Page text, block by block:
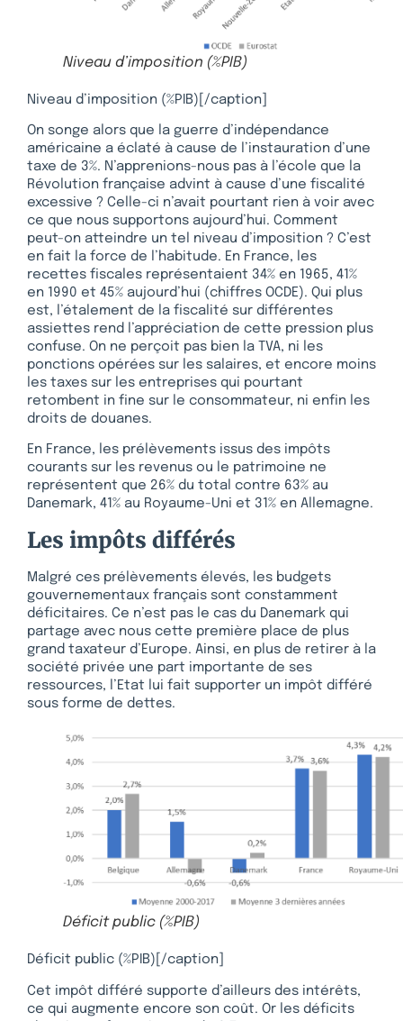
Niveau d’imposition (%PIB)
Niveau d’imposition (%PIB)[/caption]
On songe alors que la guerre d’indépendance
américaine a éclaté à cause de l’instauration d’une
taxe de 3%. N’apprenions-nous pas à l’école que la
Révolution française advint à cause d’une fiscalité
excessive ? Celle-ci n’avait pourtant rien à voir avec
ce que nous supportons aujourd’hui. Comment
peut-on atteindre un tel niveau d’imposition ? C’est
en fait la force de l’habitude. En France, les
recettes fiscales représentaient 34% en 1965, 41%
en 1990 et 45% aujourd’hui (chiffres OCDE). Qui plus
est, l’étalement de la fiscalité sur différentes
assiettes rend l’appréciation de cette pression plus
confuse. On ne perçoit pas bien la TVA, ni les
ponctions opérées sur les salaires, et encore moins
les taxes sur les entreprises qui pourtant
retombent in fine sur le consommateur, ni enfin les
droits de douanes.
En France, les prélèvements issus des impôts
courants sur les revenus ou le patrimoine ne
représentent que 26% du total contre 63% au
Danemark, 41% au Royaume-Uni et 31% en Allemagne.
Les impôts différés
Malgré ces prélèvements élevés, les budgets
gouvernementaux français sont constamment
déficitaires. Ce n’est pas le cas du Danemark qui
partage avec nous cette première place de plus
grand taxateur d’Europe. Ainsi, en plus de retirer à la
société privée une part importante de ses
ressources, l’Etat lui fait supporter un impôt différé
sous forme de dettes.
Déficit public (%PIB)
Déficit public (%PIB)[/caption]
Cet impôt différé supporte d’ailleurs des intérêts,
ce qui augmente encore son coût. Or les déficits